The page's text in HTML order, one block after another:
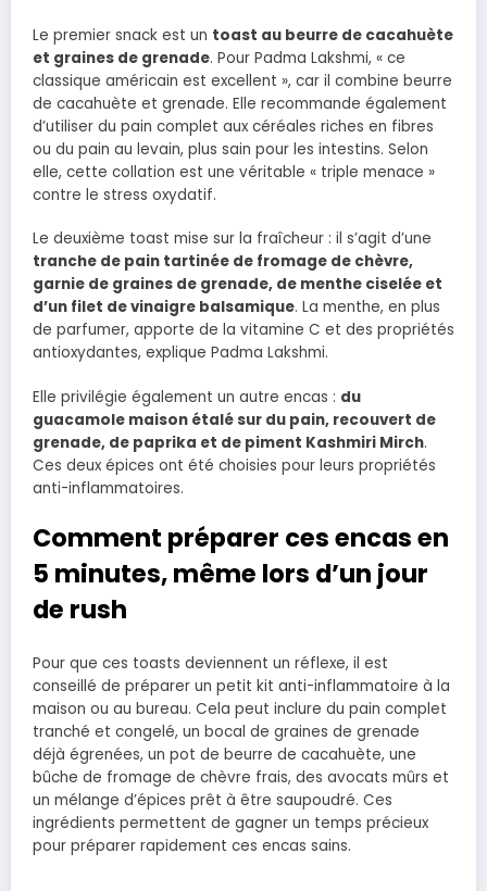
Le premier snack est un toast au beurre de cacahuète
et graines de grenade. Pour Padma Lakshmi, « ce
classique américain est excellent », car il combine beurre
de cacahuète et grenade. Elle recommande également
d’utiliser du pain complet aux céréales riches en fibres
ou du pain au levain, plus sain pour les intestins. Selon
elle, cette collation est une véritable « triple menace »
contre le stress oxydatif.
Le deuxième toast mise sur la fraîcheur : il s’agit d’une
tranche de pain tartinée de fromage de chèvre,
garnie de graines de grenade, de menthe ciselée et
d’un filet de vinaigre balsamique. La menthe, en plus
de parfumer, apporte de la vitamine C et des propriétés
antioxydantes, explique Padma Lakshmi.
Elle privilégie également un autre encas : du
guacamole maison étalé sur du pain, recouvert de
grenade, de paprika et de piment Kashmiri Mirch.
Ces deux épices ont été choisies pour leurs propriétés
anti-inflammatoires.
Comment préparer ces encas en
5 minutes, même lors d’un jour
de rush
Pour que ces toasts deviennent un réflexe, il est
conseillé de préparer un petit kit anti-inflammatoire à la
maison ou au bureau. Cela peut inclure du pain complet
tranché et congelé, un bocal de graines de grenade
déjà égrenées, un pot de beurre de cacahuète, une
bûche de fromage de chèvre frais, des avocats mûrs et
un mélange d’épices prêt à être saupoudré. Ces
ingrédients permettent de gagner un temps précieux
pour préparer rapidement ces encas sains.